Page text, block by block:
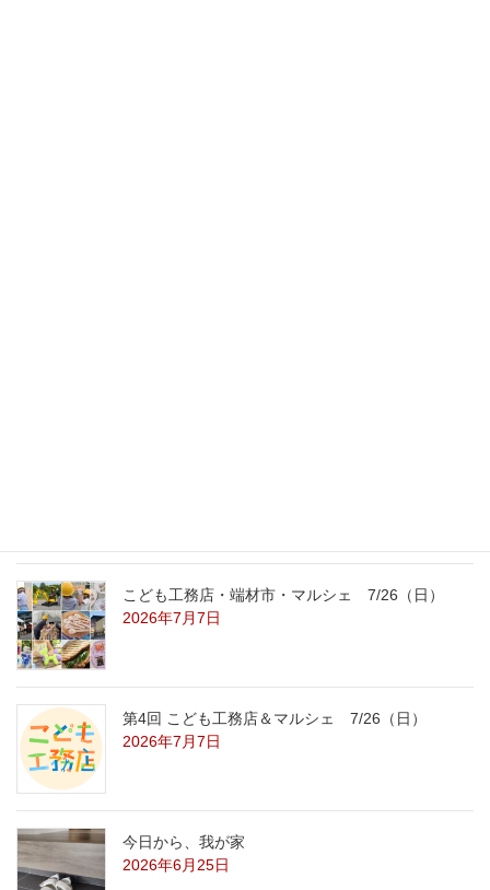
こども工務店・端材市・マルシェ 7/26（日）
2026年7月7日
第4回 こども工務店＆マルシェ 7/26（日）
2026年7月7日
今日から、我が家
2026年6月25日